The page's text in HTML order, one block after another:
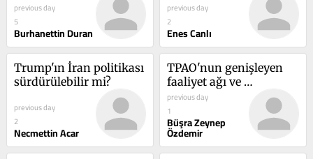
previous day
5
Burhanettin Duran
previous day
2
Enes Canlı
Trump'ın İran politikası
sürdürülebilir mi?
previous day
2
Necmettin Acar
TPAO'nun genişleyen
faaliyet ağı ve
Türkiye'nin enerji
stratejisi
previous day
1
Büşra Zeynep
Özdemir